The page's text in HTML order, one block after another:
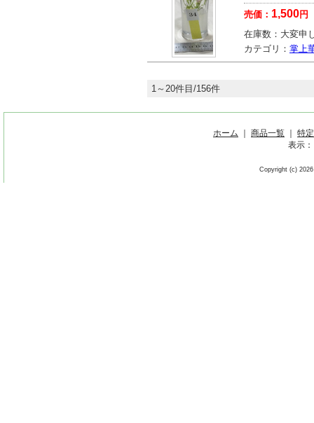
売価： 1,500円
在庫数： 大変申
カテゴリ： 掌上
1～20件目/156件
ホーム ｜ 商品一覧 ｜
特
表示：
Copyright (c)